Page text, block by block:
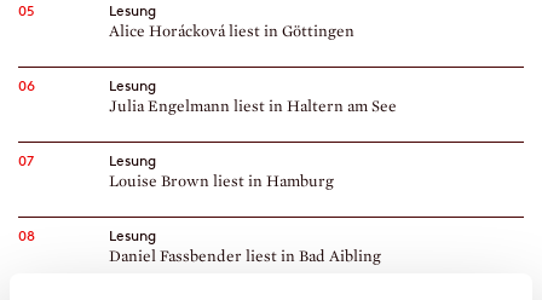
05
Lesung
Alice Horácková liest in Göttingen
06
Lesung
Julia Engelmann liest in Haltern am See
07
Lesung
Louise Brown liest in Hamburg
08
Lesung
Daniel Fassbender liest in Bad Aibling